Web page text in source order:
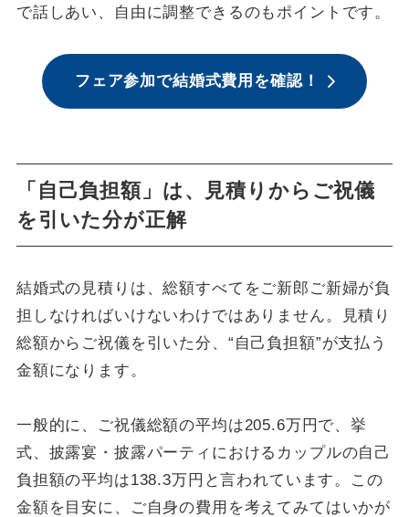
で話しあい、自由に調整できるのもポイントです。
フェア参加で結婚式費用を確認！
「自己負担額」は、見積りからご祝儀
を引いた分が正解
結婚式の見積りは、総額すべてをご新郎ご新婦が負
担しなければいけないわけではありません。見積り
総額からご祝儀を引いた分、“自己負担額”が支払う
金額になります。
一般的に、ご祝儀総額の平均は205.6万円で、挙
式、披露宴・披露パーティにおけるカップルの自己
負担額の平均は138.3万円と言われています。この
金額を目安に、ご自身の費用を考えてみてはいかが